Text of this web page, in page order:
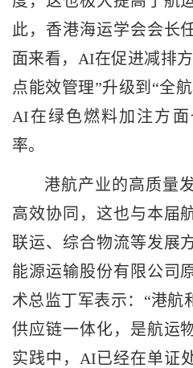
此，香港海运学会会长
面来看，AI在促进减排
点能效管理”升级到“全
AI在绿色燃料加注方
率。
港航产业的高质量
高效协同，这也与本届
联运、综合物流等发展
能源运输股份有限公司
术总监丁军表示：“港航
供应链一体化，是航运
实践中，AI已经在单证